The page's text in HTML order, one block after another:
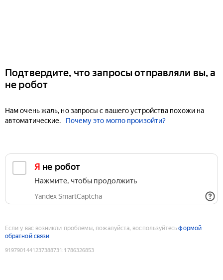
Подтвердите, что запросы отправляли вы, а
не робот
Нам очень жаль, но запросы с вашего устройства похожи на
автоматические.
Почему это могло произойти?
Я не робот
Нажмите, чтобы продолжить
Yandex SmartCaptcha
Если у вас возникли проблемы, пожалуйста, воспользуйтесьформой
обратной связи
9197901441237388731 :1786326853